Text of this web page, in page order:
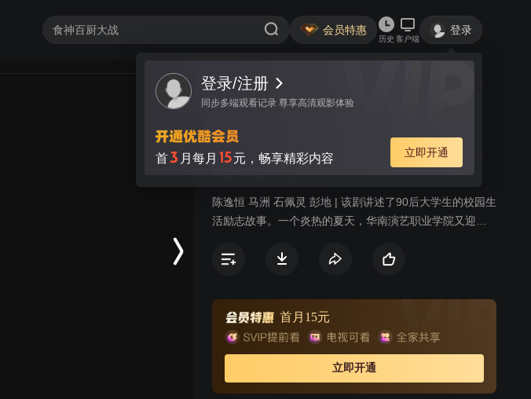
会员特惠
历史 客户端
登录
登录/注册
同步多端观看记录 尊享高清观影体验
首3 月每月 15元，畅享精彩内容 立即开通
视频 讨论
阳光的味道
青春
陈逸恒 马洲 石佩灵 彭地 | 该剧讲述了90后大学生的校园生
活励志故事。一个炎热的夏天，华南演艺职业学院又迎来
房，宋子豪、夏凡等住进了男生玉湖阁210房，一群朝气蓬
自我意识强，随心所欲，却也因此受到很多挫折；特困生
马栓子有演唱天赋却险些被人陷害；辛美婷因傍大款违反
了学校纪律而受到处分；富家女麦丽丽和学校的小保安贺
军从误会、争执到产生感情，演绎了一段精彩的爱情故
事，麦丽丽后来才知道贺军竟是一位将军的儿子。要毕业
首月15元
立即开通